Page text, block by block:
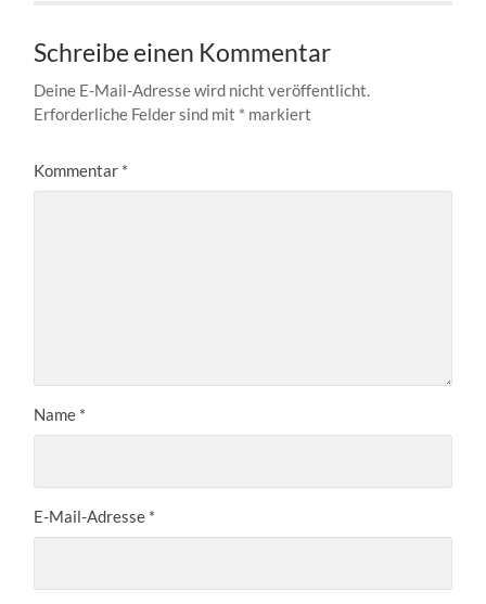
Schreibe einen Kommentar
Deine E-Mail-Adresse wird nicht veröffentlicht.
Erforderliche Felder sind mit * markiert
Kommentar *
Name *
E-Mail-Adresse *